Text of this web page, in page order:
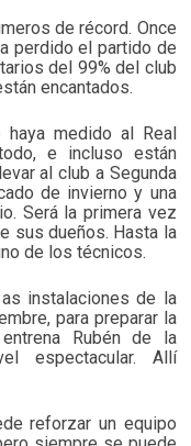
de récord. Once
perdido el partido de
del 99% del club
encantados.
medido al Real
e incluso están
al club a Segunda
de invierno y una
Será la primera vez
sus dueños. Hasta la
de los técnicos.
instalaciones de la
para preparar la
Rubén de la
espectacular. Allí
reforzar un equipo